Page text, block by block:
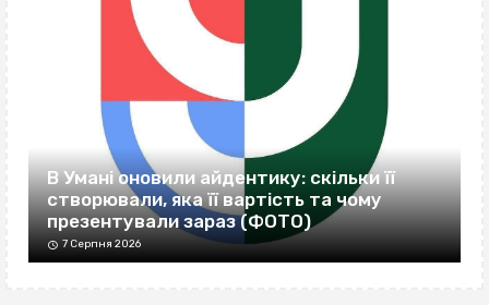
В Умані оновили айдентику: скільки її
створювали, яка її вартість та чому
презентували зараз (ФОТО)
7 Серпня 2026